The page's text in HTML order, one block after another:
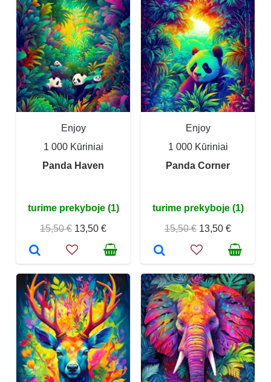
Enjoy
1 000 Kūriniai
Panda Haven
turime prekyboje (1)
15,50 € 13,50 €
Enjoy
1 000 Kūriniai
Panda Corner
turime prekyboje (1)
15,50 € 13,50 €